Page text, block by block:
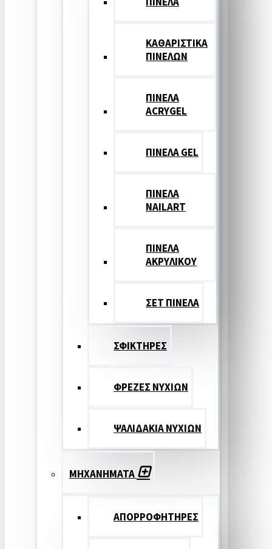
ΚΑΘΑΡΙΣΤΙΚΑ
ΠΙΝΕΛΩΝ
ΠΙΝΕΛΑ
ACRYGEL
ΠΙΝΕΛΑ GEL
ΠΙΝΕΛΑ
NAILART
ΠΙΝΕΛΑ
ΑΚΡΥΛΙΚΟΥ
ΣΕΤ ΠΙΝΕΛA
ΣΦΙΚΤΗΡΕΣ
ΦΡΕΖΕΣ ΝΥΧΙΩΝ
ΨΑΛΙΔΑΚΙΑ ΝΥΧΙΩΝ
ΜΗΧΑΝΗΜΑΤΑ
ΑΠΟΡΡΟΦΗΤΗΡΕΣ